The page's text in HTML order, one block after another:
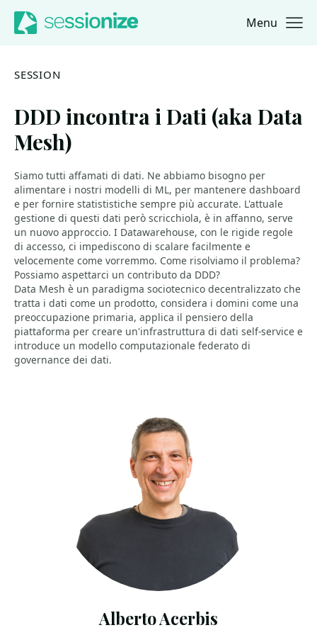
Jump to navigation
Jump to content Menu
SESSION
DDD incontra i Dati (aka Data
Mesh)
Siamo tutti affamati di dati. Ne abbiamo bisogno per
alimentare i nostri modelli di ML, per mantenere dashboard
e per fornire statististiche sempre più accurate. L'attuale
gestione di questi dati però scricchiola, è in affanno, serve
un nuovo approccio. I Datawarehouse, con le rigide regole
di accesso, ci impediscono di scalare facilmente e
velocemente come vorremmo. Come risolviamo il problema?
Possiamo aspettarci un contributo da DDD?
Data Mesh è un paradigma sociotecnico decentralizzato che
tratta i dati come un prodotto, considera i domini come una
preoccupazione primaria, applica il pensiero della
piattaforma per creare un'infrastruttura di dati self-service e
introduce un modello computazionale federato di
governance dei dati.
Alberto Acerbis